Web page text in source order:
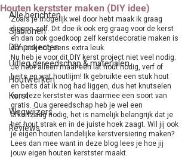
Alle berichten
Sjablonen
DIY projecten
Uitleg gereedschap & materialen
Houtwerken
Kerst
Wegwijzers
Reviews
Houten kerstster maken (DIY idee)
Zoals je mogelijk wel door hebt maak ik graag
dingen zelf. Dit doe ik ook erg graag voor de kerst
en dan ook goedkoop zelf kerstdecoratie maken is
dan ook nog eens extra leuk.
Nu heb je voor dit DIY kerst project niet veel nodig.
Je hebt alleen maar een lat hout nodig, verf of
beits en wat houtlijm! Ik gebruikte een stuk hout
en beits dat ik nog had liggen, dus het knutselen
van deze kerstster was daarmee een soort van
gratis. Qua gereedschap heb je wel een
afkortzaag nodig, het is namelijk belangrijk dat je
het hout strak en in de juiste hoek zaagt. Wil jij ook
je eigen houten landelijke kerstversiering maken?
Lees dan mee want in deze blog lees je hoe jij
jouw eigen houten kerstster maakt.